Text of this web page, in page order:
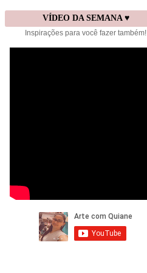
VÍDEO DA SEMANA ♥
Inspirações para você fazer também!